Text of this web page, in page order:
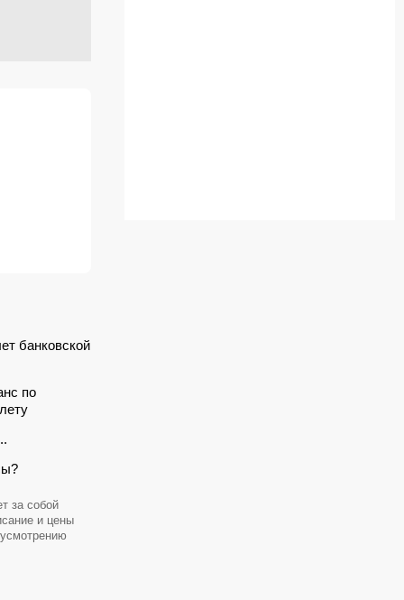
банковской
по
за собой
и цены